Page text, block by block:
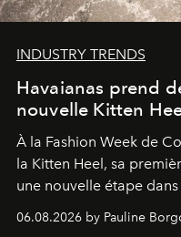
INDUSTRY TRENDS
Havaianas prend
nouvelle Kitten
À la Fashion Week de
la Kitten Heel, sa
une nouvelle étape
06.08.2026 by Pauline